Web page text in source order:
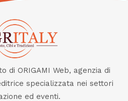
di ORIGAMI Web, agenzia di
specializzata nei settori
ed eventi.